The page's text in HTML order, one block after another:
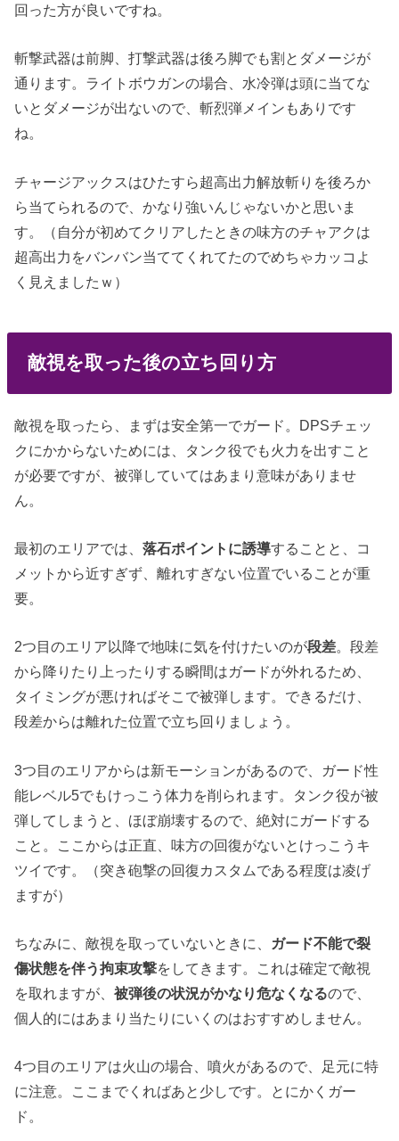
回った方が良いですね。
斬撃武器は前脚、打撃武器は後ろ脚でも割とダメージが
通ります。ライトボウガンの場合、水冷弾は頭に当てな
いとダメージが出ないので、斬烈弾メインもありです
ね。
チャージアックスはひたすら超高出力解放斬りを後ろか
ら当てられるので、かなり強いんじゃないかと思いま
す。（自分が初めてクリアしたときの味方のチャアクは
超高出力をバンバン当ててくれてたのでめちゃカッコよ
く見えましたｗ）
敵視を取った後の立ち回り方
敵視を取ったら、まずは安全第一でガード。DPSチェッ
クにかからないためには、タンク役でも火力を出すこと
が必要ですが、被弾していてはあまり意味がありませ
ん。
最初のエリアでは、落石ポイントに誘導することと、コ
メットから近すぎず、離れすぎない位置でいることが重
要。
2つ目のエリア以降で地味に気を付けたいのが段差。段差
から降りたり上ったりする瞬間はガードが外れるため、
タイミングが悪ければそこで被弾します。できるだけ、
段差からは離れた位置で立ち回りましょう。
3つ目のエリアからは新モーションがあるので、ガード性
能レベル5でもけっこう体力を削られます。タンク役が被
弾してしまうと、ほぼ崩壊するので、絶対にガードする
こと。ここからは正直、味方の回復がないとけっこうキ
ツイです。（突き砲撃の回復カスタムである程度は凌げ
ますが）
ちなみに、敵視を取っていないときに、 ガード不能で裂
傷状態を伴う拘束攻撃をしてきます。これは確定で敵視
を取れますが、被弾後の状況がかなり危なくなるので、
個人的にはあまり当たりにいくのはおすすめしません。
4つ目のエリアは火山の場合、噴火があるので、足元に特
に注意。ここまでくればあと少しです。とにかくガー
ド。